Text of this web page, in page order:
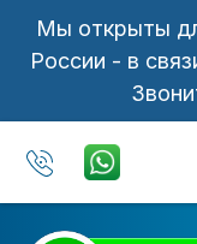
Мы открыты
России - в